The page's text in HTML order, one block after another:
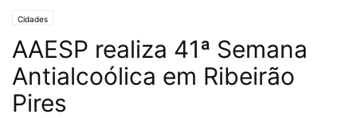
Cidades
AAESP realiza 41ª Semana
Antialcoólica em Ribeirão
Pires